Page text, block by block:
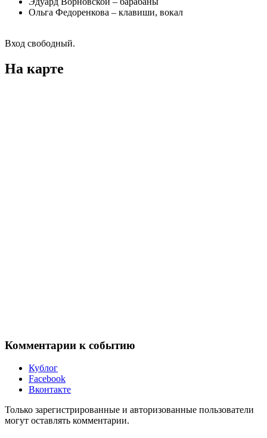
Ольга Федоренкова – клавиши, вокал
Вход свободный.
На карте
Комментарии к событию
Кублог
Facebook
Вконтакте
Только зарегистрированные и авторизованные пользователи
могут оставлять комментарии.